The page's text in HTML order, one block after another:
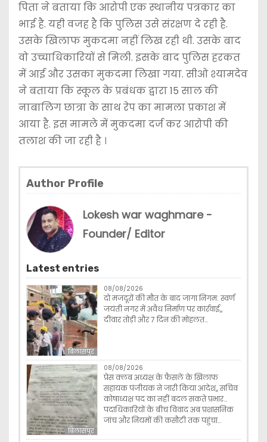
पिता ने बताया कि आरोपी एक स्थानीय पत्रकार का
भाई है. यही वजह है कि पुलिस उसे संरक्षण दे रही है.
उसके खिलाफ मुकदमा नहीं लिख रही थी. उसके बाद
वो उच्चाधिकारियों से मिली. इसके बाद पुलिस हरकत
में आई और उसका मुकदमा लिखा गया. सीओ श्यामदेव
ने बताया कि स्कूल के प्रबंधक द्वारा 15 साल की
नाबालिग छात्रा के साथ रेप का मामला प्रकाश में
आया है. इस मामले में मुकदमा दर्ज कर आरोपी की
तलाश की जा रही है ।
Author Profile
Lokesh war waghmare -
Founder/ Editor
Latest entries
बिलासपुर
08/08/2026
दो मजदूरों की मौत के बाद जागा निगम: स्वर्ण
जयंती नगर में अवैध निर्माण पर कार्रवाई,,
दीवार तोड़ी और 7 दिन की मोहलत…
बिलासपुर
08/08/2026
प्रेस क्लब अध्यक्ष के फैसले के खिलाफ
सहायक पंजीयक ने जारी किया आदेश,, सचिव
कोषाध्यक्ष पद का नहीं बदल सकते प्रभार…
पदाधिकारियों के बीच विवाद अब प्रशासनिक
जांच और नियमों की कसौटी तक पहुंचा…